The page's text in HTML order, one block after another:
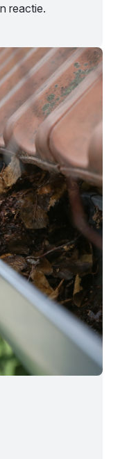
reactie.